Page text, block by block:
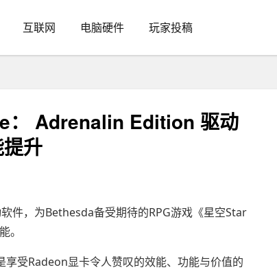
互联网 电脑硬件 玩家投稿
： Adrenalin Edition 驱动
升
件，为Bethesda备受期待的RPG游戏《星空Star
。
受Radeon显卡令人赞叹的效能、功能与价值的